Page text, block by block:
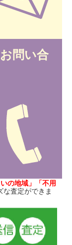
問い合
の地域」「不用
査定ができま